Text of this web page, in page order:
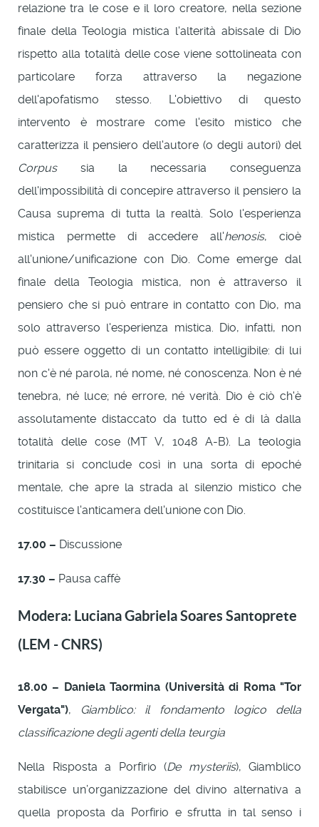
relazione tra le cose e il loro creatore, nella sezione
finale della Teologia mistica l'alterità abissale di Dio
rispetto alla totalità delle cose viene sottolineata con
particolare forza attraverso la negazione
dell'apofatismo stesso. L'obiettivo di questo
intervento è mostrare come l'esito mistico che
caratterizza il pensiero dell'autore (o degli autori) del
Corpussia la necessaria conseguenza
dell'impossibilità di concepire attraverso il pensiero la
Causa suprema di tutta la realtà. Solo l'esperienza
mistica permette di accedere all'henosis, cioè
all'unione/unificazione con Dio. Come emerge dal
finale della Teologia mistica, non è attraverso il
pensiero che si può entrare in contatto con Dio, ma
solo attraverso l'esperienza mistica. Dio, infatti, non
può essere oggetto di un contatto intelligibile: di lui
non c'è né parola, né nome, né conoscenza. Non è né
tenebra, né luce; né errore, né verità. Dio è ciò ch'è
assolutamente distaccato da tutto ed è di là dalla
totalità delle cose (MT V, 1048 A-B). La teologia
trinitaria si conclude così in una sorta di epoché
mentale, che apre la strada al silenzio mistico che
costituisce l'anticamera dell'unione con Dio.
17.00 – Discussione
17.30 – Pausa caffè
Modera: Luciana Gabriela Soares Santoprete
(LEM - CNRS)
18.00 – Daniela Taormina (Università di Roma "Tor
Vergata"), Giamblico: il fondamento logico della
classificazione degli agenti della teurgia
Nella Risposta a Porfirio (De mysteriis), Giamblico
stabilisce un’organizzazione del divino alternativa a
quella proposta da Porfirio e sfrutta in tal senso i